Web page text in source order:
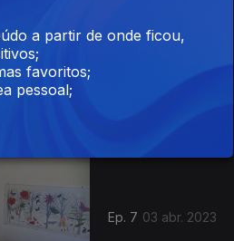
Ep. 7 03 abr. 2023
a partir de onde ficou,
favoritos;
pessoal;